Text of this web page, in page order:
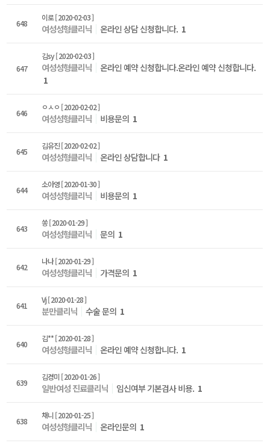
648
이로[ 2020-02-03 ]
여성성형클리닉 온라인 상담 신청합니다. 1
647
김sy[ 2020-02-03 ]
여성성형클리닉
온라인 예약 신청합니다.온라인 예약 신청합니다.
1
646
ㅇㅅㅇ [ 2020-02-02 ]
여성성형클리닉 비용문의 1
645
김유진[ 2020-02-02 ]
여성성형클리닉 온라인 상담합니다 1
644
소아영[ 2020-01-30 ]
여성성형클리닉 비용문의 1
643
쏭[ 2020-01-29 ]
여성성형클리닉 문의 1
642
나나[ 2020-01-29 ]
여성성형클리닉 가격문의 1
641
Vj[ 2020-01-28 ]
분만클리닉 수술 문의 1
640
김**[ 2020-01-28 ]
여성성형클리닉 온라인 예약 신청합니다. 1
639
김경미[ 2020-01-26 ]
일반여성 진료클리닉 임신여부 기본검사 비용. 1
638
채니[ 2020-01-25 ]
여성성형클리닉 온라인문의 1